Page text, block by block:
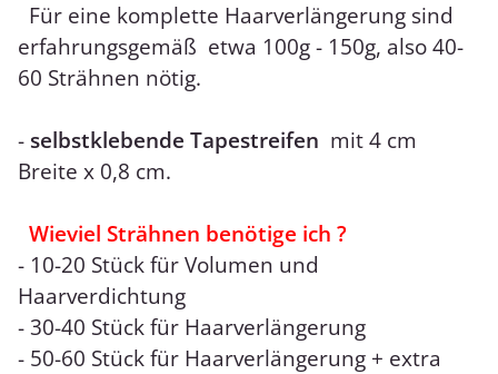
Für eine komplette Haarverlängerung sind
erfahrungsgemäß etwa 100g - 150g, also 40-
60 Strähnen nötig.
- selbstklebende Tapestreifen mit 4 cm
Breite x 0,8 cm.
Wieviel Strähnen benötige ich ?
- 10-20 Stück für Volumen und
Haarverdichtung
- 30-40 Stück für Haarverlängerung
- 50-60 Stück für Haarverlängerung + extra